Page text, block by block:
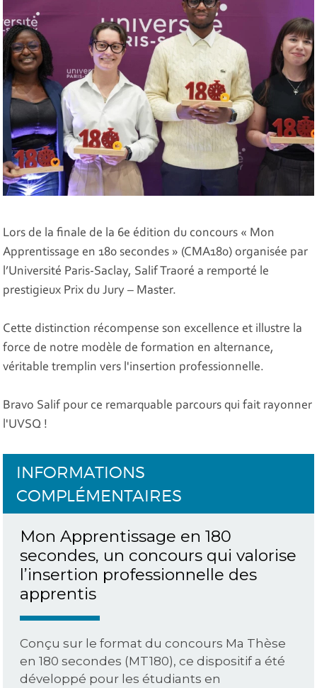
Lors de la finale de la 6e édition du concours « Mon
Apprentissage en 180 secondes » (CMA180) organisée par
l’Université Paris-Saclay, Salif Traoré a remporté le
prestigieux Prix du Jury – Master.
Cette distinction récompense son excellence et illustre la
force de notre modèle de formation en alternance,
véritable tremplin vers l'insertion professionnelle.
Bravo Salif pour ce remarquable parcours qui fait rayonner
l'UVSQ !
INFORMATIONS
COMPLÉMENTAIRES
Mon Apprentissage en 180
secondes, un concours qui valorise
l’insertion professionnelle des
apprentis
Conçu sur le format du concours Ma Thèse
en 180 secondes (MT180), ce dispositif a été
développé pour les étudiants en